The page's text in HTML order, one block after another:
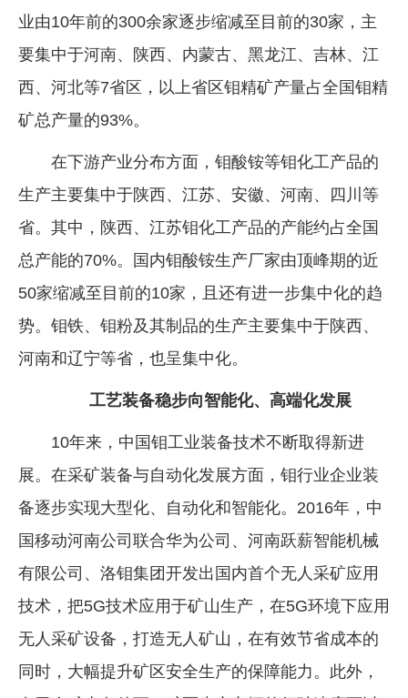
业由10年前的300余家逐步缩减至目前的30家，主
要集中于河南、陕西、内蒙古、黑龙江、吉林、江
西、河北等7省区，以上省区钼精矿产量占全国钼精
矿总产量的93%。
在下游产业分布方面，钼酸铵等钼化工产品的
生产主要集中于陕西、江苏、安徽、河南、四川等
省。其中，陕西、江苏钼化工产品的产能约占全国
总产能的70%。国内钼酸铵生产厂家由顶峰期的近
50家缩减至目前的10家，且还有进一步集中化的趋
势。钼铁、钼粉及其制品的生产主要集中于陕西、
河南和辽宁等省，也呈集中化。
工艺装备稳步向智能化、高端化发展
10年来，中国钼工业装备技术不断取得新进
展。在采矿装备与自动化发展方面，钼行业企业装
备逐步实现大型化、自动化和智能化。2016年，中
国移动河南公司联合华为公司、河南跃薪智能机械
有限公司、洛钼集团开发出国内首个无人采矿应用
技术，把5G技术应用于矿山生产，在5G环境下应用
无人采矿设备，打造无人矿山，在有效节省成本的
同时，大幅提升矿区安全生产的保障能力。此外，